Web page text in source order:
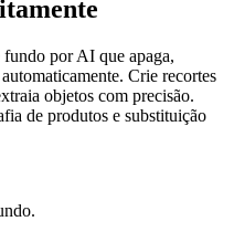
fundo por AI que apaga,
Crie recortes
objetos com precisão.
de produtos e substituição